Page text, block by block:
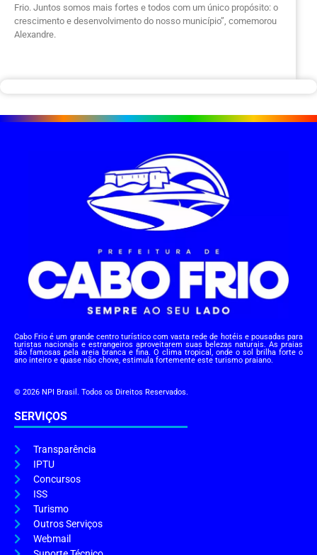
Frio. Juntos somos mais fortes e todos com um único propósito: o
crescimento e desenvolvimento do nosso município”, comemorou
Alexandre.
Cabo Frio é um grande centro turístico com vasta rede de hotéis e pousadas para
turistas nacionais e estrangeiros aproveitarem suas belezas naturais. As praias
são famosas pela areia branca e fina. O clima tropical, onde o sol brilha forte o
ano inteiro e quase não chove, estimula fortemente este turismo praiano.
© 2026 NPI Brasil. Todos os Direitos Reservados.
SERVIÇOS
Transparência
IPTU
Concursos
ISS
Turismo
Outros Serviços
Webmail